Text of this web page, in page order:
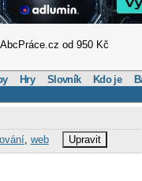
od 950 Kč
Hry Slovník Kdo je
, web Upravit